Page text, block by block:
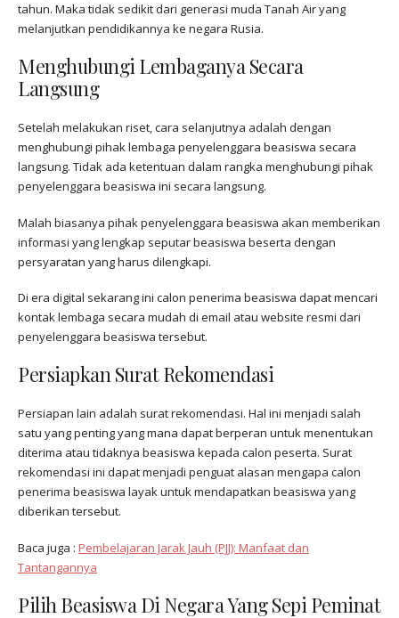
tahun. Maka tidak sedikit dari generasi muda Tanah Air yang
melanjutkan pendidikannya ke negara Rusia.
Menghubungi Lembaganya Secara
Langsung
Setelah melakukan riset, cara selanjutnya adalah dengan
menghubungi pihak lembaga penyelenggara beasiswa secara
langsung. Tidak ada ketentuan dalam rangka menghubungi pihak
penyelenggara beasiswa ini secara langsung.
Malah biasanya pihak penyelenggara beasiswa akan memberikan
informasi yang lengkap seputar beasiswa beserta dengan
persyaratan yang harus dilengkapi.
Di era digital sekarang ini calon penerima beasiswa dapat mencari
kontak lembaga secara mudah di email atau website resmi dari
penyelenggara beasiswa tersebut.
Persiapkan Surat Rekomendasi
Persiapan lain adalah surat rekomendasi. Hal ini menjadi salah
satu yang penting yang mana dapat berperan untuk menentukan
diterima atau tidaknya beasiswa kepada calon peserta. Surat
rekomendasi ini dapat menjadi penguat alasan mengapa calon
penerima beasiswa layak untuk mendapatkan beasiswa yang
diberikan tersebut.
Baca juga : Pembelajaran Jarak Jauh (PJJ): Manfaat dan
Tantangannya
Pilih Beasiswa Di Negara Yang Sepi Peminat